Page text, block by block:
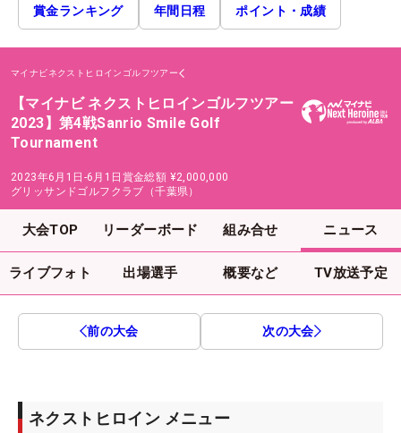
賞金ランキング 年間日程 ポイント・成績
マイナビネクストヒロインゴルフツアー
【マイナビ ネクストヒロインゴルフツアー
2023】第4戦Sanrio Smile Golf
Tournament
2023年6月1日-6月1日 賞金総額 ¥2,000,000
グリッサンドゴルフクラブ（千葉県）
大会TOP リーダーボード 組み合せ ニュース
ライブフォト 出場選手 概要など TV放送予定
前の大会 次の大会
ネクストヒロイン メニュー